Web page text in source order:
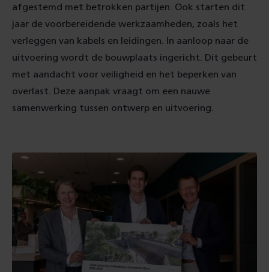
afgestemd met betrokken partijen. Ook starten dit
jaar de voorbereidende werkzaamheden, zoals het
verleggen van kabels en leidingen. In aanloop naar de
uitvoering wordt de bouwplaats ingericht. Dit gebeurt
met aandacht voor veiligheid en het beperken van
overlast. Deze aanpak vraagt om een nauwe
samenwerking tussen ontwerp en uitvoering.